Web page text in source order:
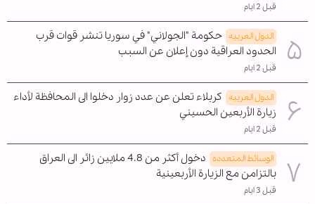
قبل 2 ايام
الدول العربیه حكومة "الجولاني" في سوريا تنشر قوات قرب
الحدود العراقية دون إعلان عن السبب
قبل 2 ايام
الدول العربیه كربلاء تعلن عن عدد زوار دخلوا الى المحافظة لأداء
زيارة الأربعين الحسيني
قبل 2 ايام
الوسائط المتعدده
دخول أكثر من 4.8 ملايين زائر الى العراق
بالتزامن مع الزيارة الأربعينية
قبل 3 ايام